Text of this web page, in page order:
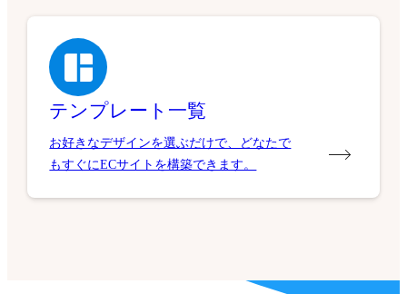
テンプレート一覧
お好きなデザインを選ぶだけで、どなたで
もすぐにECサイトを構築できます。